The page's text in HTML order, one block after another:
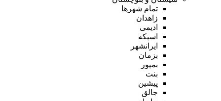
تمام شهر‌ها
زاهدان
ادیمی
اسپکه
ایرانشهر
بزمان
بمپور
بنت
پیشین
جالق